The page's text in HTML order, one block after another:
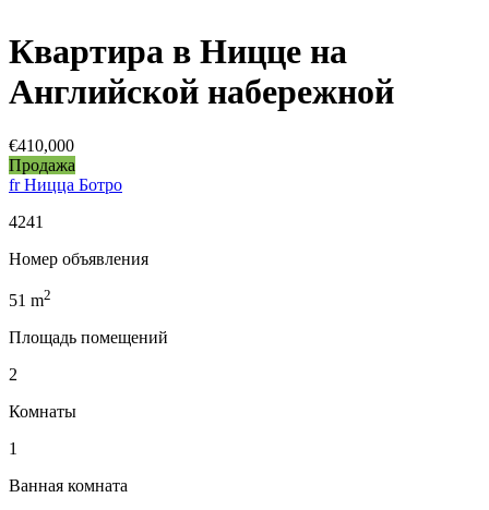
Квартира в Ницце на
Английской набережной
€410,000
Продажа
fr Ницца Ботро
4241
Номер объявления
51 m2
Площадь помещений
2
Комнаты
1
Ванная комната